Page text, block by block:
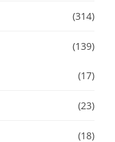
(314)
(139)
(17)
(23)
(18)